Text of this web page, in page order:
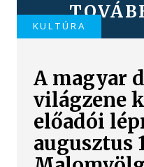
KULTÚRA
A magyar
világzene
előadói
augusztus